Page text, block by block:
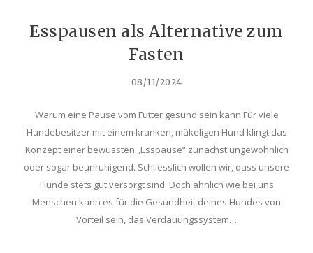
Esspausen als Alternative zum
Fasten
08/11/2024
Warum eine Pause vom Futter gesund sein kann Für viele
Hundebesitzer mit einem kranken, mäkeligen Hund klingt das
Konzept einer bewussten „Esspause“ zunächst ungewöhnlich
oder sogar beunruhigend. Schliesslich wollen wir, dass unsere
Hunde stets gut versorgt sind. Doch ähnlich wie bei uns
Menschen kann es für die Gesundheit deines Hundes von
Vorteil sein, das Verdauungssystem…